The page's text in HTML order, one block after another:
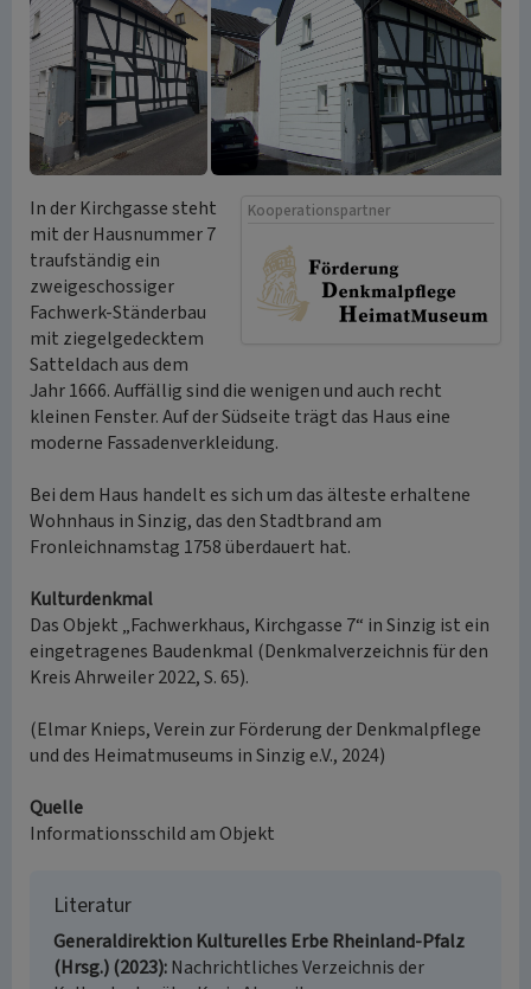
Kooperationspartner
In der Kirchgasse steht
mit der Hausnummer 7
traufständig ein
zweigeschossiger
Fachwerk-Ständerbau
mit ziegelgedecktem
Satteldach aus dem
Jahr 1666. Auffällig sind die wenigen und auch recht
kleinen Fenster. Auf der Südseite trägt das Haus eine
moderne Fassadenverkleidung.
Bei dem Haus handelt es sich um das älteste erhaltene
Wohnhaus in Sinzig, das den Stadtbrand am
Fronleichnamstag 1758 überdauert hat.
Kulturdenkmal
Das Objekt „Fachwerkhaus, Kirchgasse 7“ in Sinzig ist ein
eingetragenes Baudenkmal (Denkmalverzeichnis für den
Kreis Ahrweiler 2022, S. 65).
(Elmar Knieps, Verein zur Förderung der Denkmalpflege
und des Heimatmuseums in Sinzig e.V., 2024)
Quelle
Informationsschild am Objekt
Literatur
Generaldirektion Kulturelles Erbe Rheinland-Pfalz
(Hrsg.) (2023) Nachrichtliches Verzeichnis der